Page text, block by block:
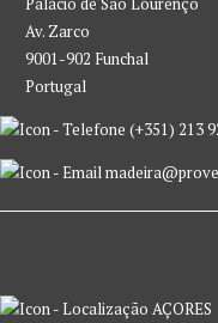
Av. Zarco
9001-902 Funchal
Portugal
(+351) 213
AÇORES